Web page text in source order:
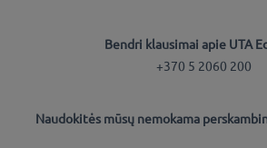
Bendri klausimai apie UTA
+370 5 2060 200
Naudokitės mūsų nemokama